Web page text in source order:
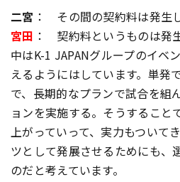
二宮 ： その間の契約料は発生
宮田 ： 契約料というものは発
中はK-1 JAPANグループのイベ
えるようにはしています。単発
で、長期的なプランで試合を組
ョンを実施する。そうすること
上がっていって、実力もついて
ツとして発展させるためにも、
のだと考えています。